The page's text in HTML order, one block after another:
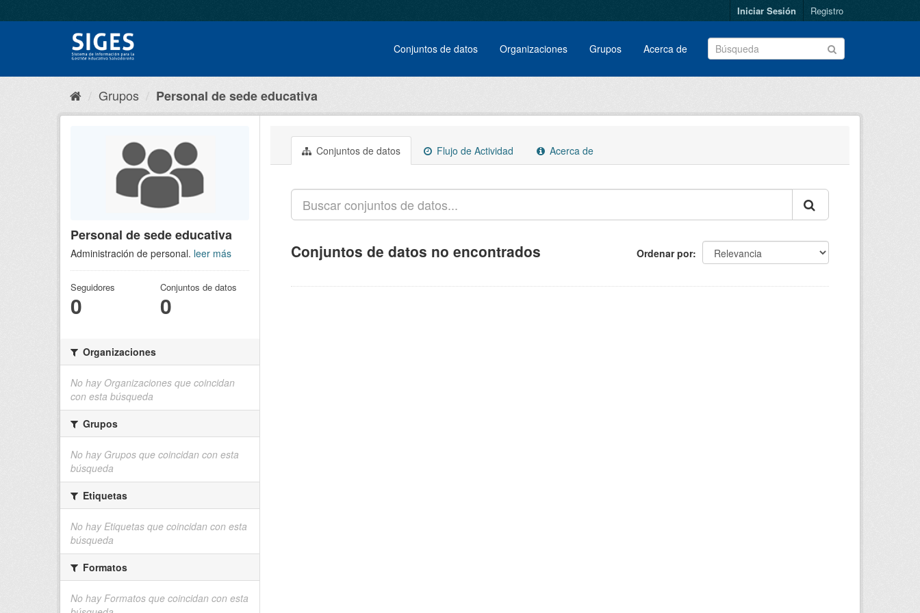
Iniciar Sesión Registro
Conjuntos de datos Organizaciones Grupos Acerca de
Grupos Personal de sede educativa
Personal de sede educativa
Administración de personal. leer más
Seguidores
0
Conjuntos de datos
0
Organizaciones
No hay Organizaciones que coincidan
con esta búsqueda
Grupos
No hay Grupos que coincidan con esta
búsqueda
Etiquetas
No hay Etiquetas que coincidan con esta
búsqueda
Formatos
No hay Formatos que coincidan con esta
Conjuntos de datos Flujo de Actividad Acerca de
Ordenar por
Conjuntos de datos no encontrados